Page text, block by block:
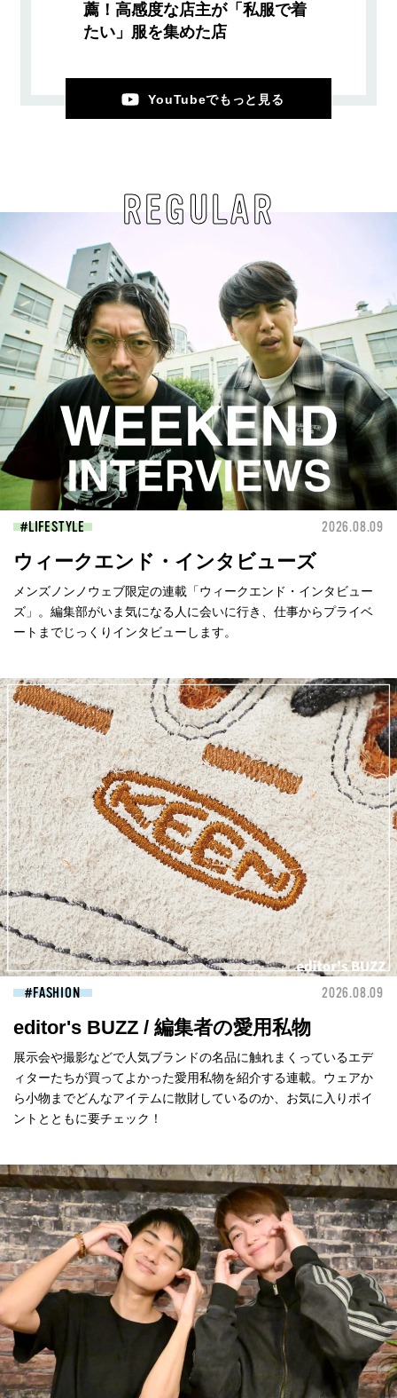
薦！高感度な店主が「私服で着
たい」服を集めた店
YouTubeでもっと見る
REGULAR
LIFESTYLE 2026.08.09
ウィークエンド・インタビューズ
メンズノンノウェブ限定の連載「ウィークエンド・インタビュー
ズ」。編集部がいま気になる人に会いに行き、仕事からプライベ
ートまでじっくりインタビューします。
FASHION 2026.08.09
editor's BUZZ / 編集者の愛用私物
展示会や撮影などで人気ブランドの名品に触れまくっているエデ
ィターたちが買ってよかった愛用私物を紹介する連載。ウェアか
ら小物までどんなアイテムに散財しているのか、お気に入りポイ
ントとともに要チェック！